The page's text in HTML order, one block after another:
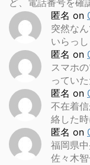
ど、電話番号を確
匿名 on
突然な
いらっ
匿名 on
スマホ
ってい
匿名 on
不在着
絡した
匿名 on
福岡県
佐々木